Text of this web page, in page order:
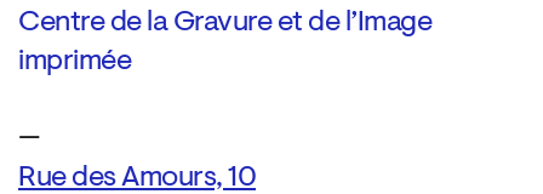
Centre de la Gravure et de l’Image
imprimée
—
Rue des Amours, 10